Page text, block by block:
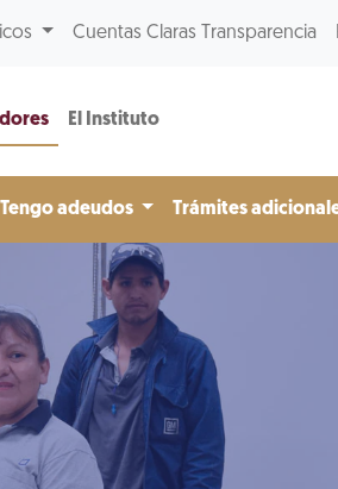
Cuentas Claras Transparencia
El Instituto
Tengo adeudos Trámites